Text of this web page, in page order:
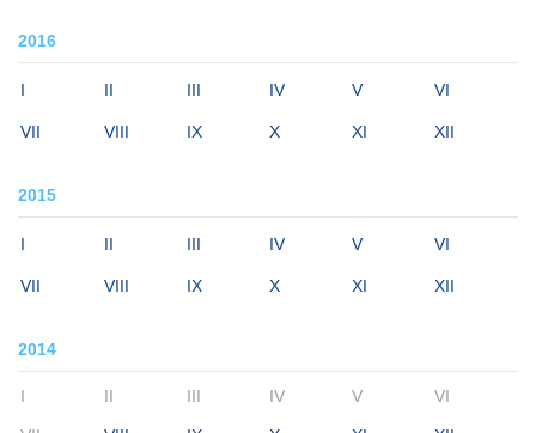
2016
I II III IV V VI
VII VIII IX X XI XII
2015
I II III IV V VI
VII VIII IX X XI XII
2014
I II III IV V VI